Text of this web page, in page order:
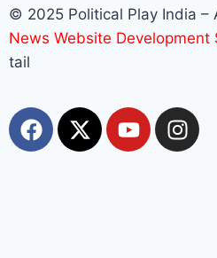
© 2025 Political Play India –
News Website Development
tail